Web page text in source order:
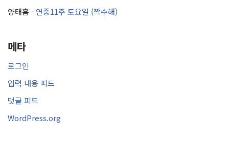
양태흠 - 연중11주 토요일 (짝수해)
메타
로그인
입력 내용 피드
댓글 피드
WordPress.org